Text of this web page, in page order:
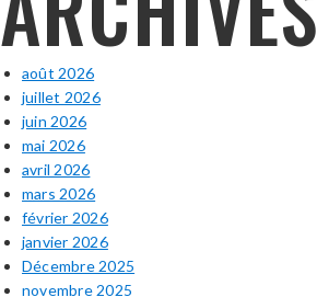
août 2026
juillet 2026
juin 2026
mai 2026
avril 2026
mars 2026
février 2026
janvier 2026
Décembre 2025
novembre 2025